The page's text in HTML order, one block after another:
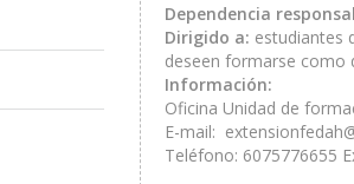
Dependencia
Dirigido a: estudiantes
deseen formarse como
Información:
Oficina Unidad de
E-mail:
Teléfono: 6075776655